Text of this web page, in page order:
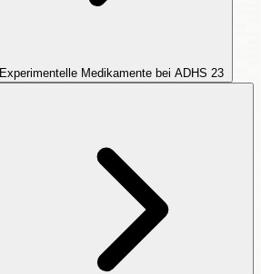
Experimentelle Medikamente bei ADHS 23